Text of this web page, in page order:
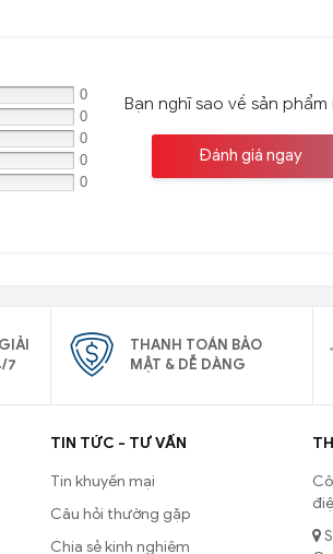
0
0
0
0
0
Bạn nghĩ sao về sản phẩm
Đánh giá ngay
7
THANH TOÁN BẢO
MẬT & DỄ DÀNG
TIN TỨC - TƯ VẤN
Tin khuyến mại
Câu hỏi thường gặp
Chia sẻ kinh nghiệm